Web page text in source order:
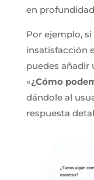
en
Por ejemplo,
insatisfacción
puedes añadir
«¿Cómo
dándole al
respuesta